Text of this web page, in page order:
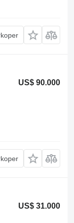
US$ 90.000
US$ 31.000